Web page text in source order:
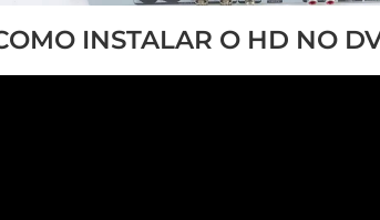
INSTALAR O HD NO